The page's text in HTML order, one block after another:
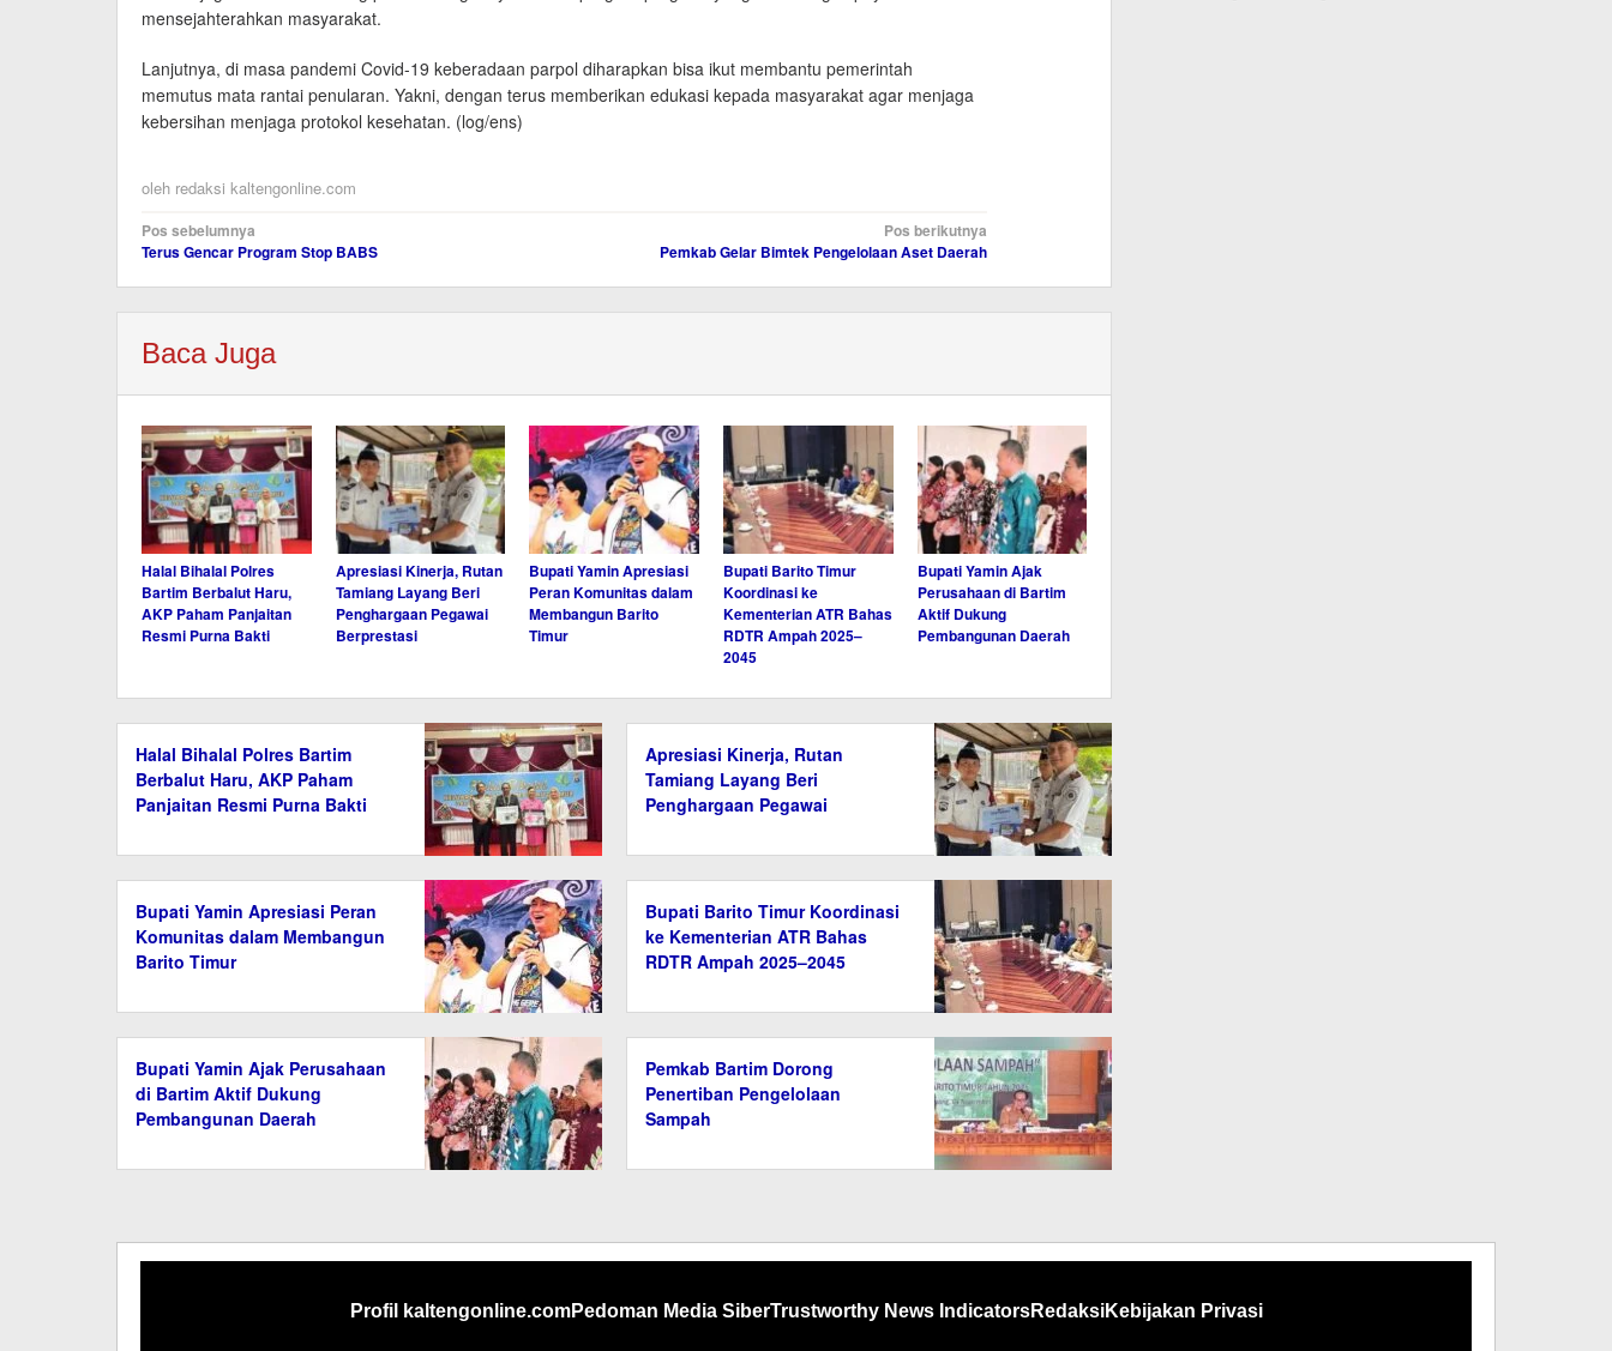
mensejahterahkan masyarakat.
Lanjutnya, di masa pandemi Covid-19 keberadaan parpol diharapkan bisa ikut membantu pemerintah
memutus mata rantai penularan. Yakni, dengan terus memberikan edukasi kepada masyarakat agar menjaga
kebersihan menjaga protokol kesehatan. (log/ens)
oleh redaksi kaltengonline.com
Navigasi
pos
Pos sebelumnya
Terus Gencar Program Stop BABS
Pos berikutnya
Pemkab Gelar Bimtek Pengelolaan Aset Daerah
Baca Juga
Halal Bihalal Polres
Bartim Berbalut Haru,
AKP Paham Panjaitan
Resmi Purna Bakti
Apresiasi Kinerja, Rutan
Tamiang Layang Beri
Penghargaan Pegawai
Berprestasi
Bupati Yamin Apresiasi
Peran Komunitas dalam
Membangun Barito
Timur
Bupati Barito Timur
Koordinasi ke
Kementerian ATR Bahas
RDTR Ampah 2025–
2045
Bupati Yamin Ajak
Perusahaan di Bartim
Aktif Dukung
Pembangunan Daerah
Halal Bihalal Polres Bartim
Berbalut Haru, AKP Paham
Panjaitan Resmi Purna Bakti
Apresiasi Kinerja, Rutan
Tamiang Layang Beri
Penghargaan Pegawai
Bupati Yamin Apresiasi Peran
Komunitas dalam Membangun
Barito Timur
Bupati Barito Timur Koordinasi
ke Kementerian ATR Bahas
RDTR Ampah 2025–2045
Bupati Yamin Ajak Perusahaan
di Bartim Aktif Dukung
Pembangunan Daerah
Pemkab Bartim Dorong
Penertiban Pengelolaan
Sampah
Profil kaltengonline.comPedoman Media SiberTrustworthy News IndicatorsRedaksiKebijakan Privasi